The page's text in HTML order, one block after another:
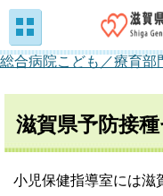
総合病院こども／療育部
滋賀県予防接
小児保健指導室には滋